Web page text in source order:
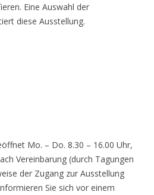
Eine Auswahl der
diese Ausstellung.
Mo. – Do. 8.30 – 16.00 Uhr,
Vereinbarung (durch Tagungen
der Zugang zur Ausstellung
Sie sich vor einem